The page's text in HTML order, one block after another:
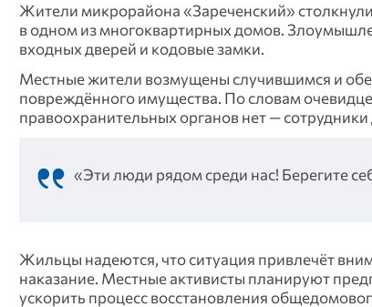
Жители микрорайона «Зареченский»
в одном из многоквартирных домов.
входных дверей и кодовые замки.
Местные жители возмущены случившимся и
повреждённого имущества. По словам
правоохранительных органов нет —
«Эти люди рядом среди нас! Берегите
Жильцы надеются, что ситуация привлечёт
наказание. Местные активисты планируют
ускорить процесс восстановления